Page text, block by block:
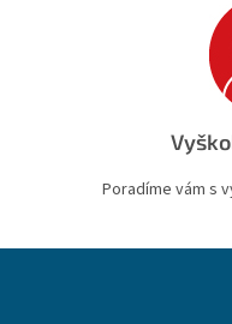
Poradíme vám s